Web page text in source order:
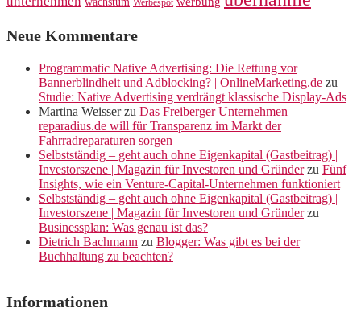
Werbespot
Neue Kommentare
Programmatic Native Advertising: Die Rettung vor
Bannerblindheit und Adblocking? | OnlineMarketing.de zu
Studie: Native Advertising verdrängt klassische Display-Ads
Martina Weisserzu Das Freiberger Unternehmen
reparadius.de will für Transparenz im Markt der
Fahrradreparaturen sorgen
Selbstständig – geht auch ohne Eigenkapital (Gastbeitrag) |
Investorszene | Magazin für Investoren und Gründerzu Fünf
Insights, wie ein Venture-Capital-Unternehmen funktioniert
Selbstständig – geht auch ohne Eigenkapital (Gastbeitrag) |
Investorszene | Magazin für Investoren und Gründerzu
Businessplan: Was genau ist das?
Dietrich Bachmann zu Blogger: Was gibt es bei der
Buchhaltung zu beachten?
Informationen